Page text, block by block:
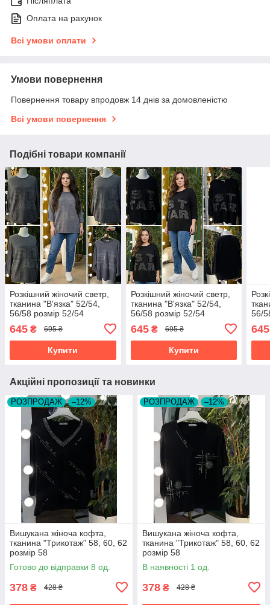
Оплата на рахунок
Всі умови оплати
Умови повернення
Повернення товару впродовж 14 днів за домовленістю
Всі умови повернення
Подібні товари компанії
Розкішний жіночий светр,
тканина "В'язка" 52/54,
56/58 розмір 52/54
645 ₴ 695 ₴
Купити
Розкішний жіночий светр,
тканина "В'язка" 52/54,
56/58 розмір 52/54
645₴ 695 ₴
Купити
56/
645
Акційні пропозиції та новинки
РОЗПРОДАЖ –12%
Вишукана жіноча кофта,
тканина "Трикотаж" 58, 60, 62
розмір 58
Готово до відправки 8 од.
378 ₴ 428 ₴
РОЗПРОДАЖ –12%
Вишукана жіноча кофта,
тканина "Трикотаж" 58, 60, 62
розмір 58
В наявності 1 од.
378 ₴ 428 ₴